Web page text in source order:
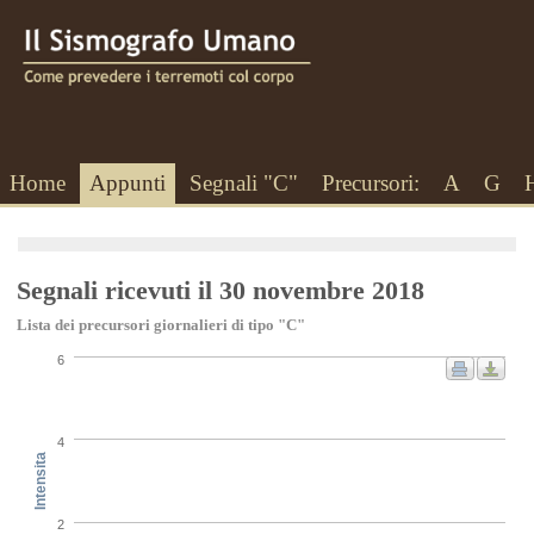
Home Appunti Segnali "C" Precursori: A G
Segnali ricevuti il 30 novembre 2018
Lista dei precursori giornalieri di tipo "C"
Intensita
2
4
6